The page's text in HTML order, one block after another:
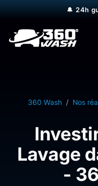
🔔 24h
360 Wash / Nos
Lavage
-